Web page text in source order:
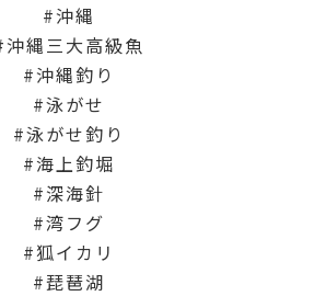
沖縄
沖縄三大高級魚
沖縄釣り
泳がせ
泳がせ釣り
海上釣堀
深海針
湾フグ
狐イカリ
琵琶湖